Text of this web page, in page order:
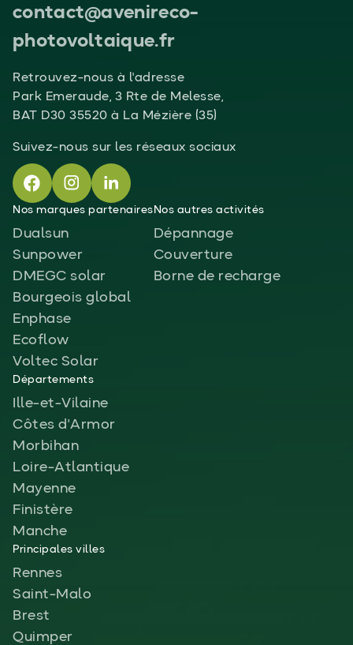
contact@avenireco-
photovoltaique.fr
Retrouvez-nous à l'adresse
Park Emeraude, 3 Rte de Melesse,
BAT D30 35520 à La Mézière (35)
Suivez-nous sur les réseaux sociaux
Nos marques partenaires
Dualsun
Sunpower
DMEGC solar
Bourgeois global
Enphase
Ecoflow
Voltec Solar
Nos autres activités
Dépannage
Couverture
Borne de recharge
Départements
Ille-et-Vilaine
Côtes d'Armor
Morbihan
Loire-Atlantique
Mayenne
Finistère
Manche
Principales villes
Rennes
Saint-Malo
Brest
Quimper